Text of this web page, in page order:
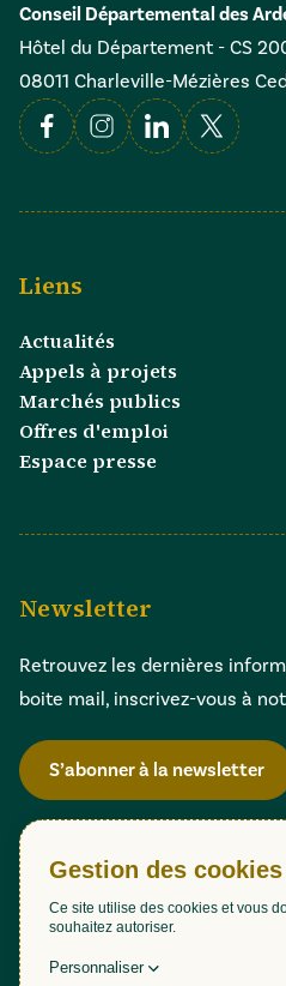
Conseil Départemental des
Hôtel du Département - CS
08011 Charleville-Mézières
FacebookInstagramLinkedin
X
Liens
Actualités
Appels à projets
Marchés publics
Offres d'emploi
Espace presse
Newsletter
Retrouvez les dernières
boite mail, inscrivez-vous à
S’abonner à la newsletter
Gestion des cookies
Accessibilité :
Mentions légales
Politique de confidentialité